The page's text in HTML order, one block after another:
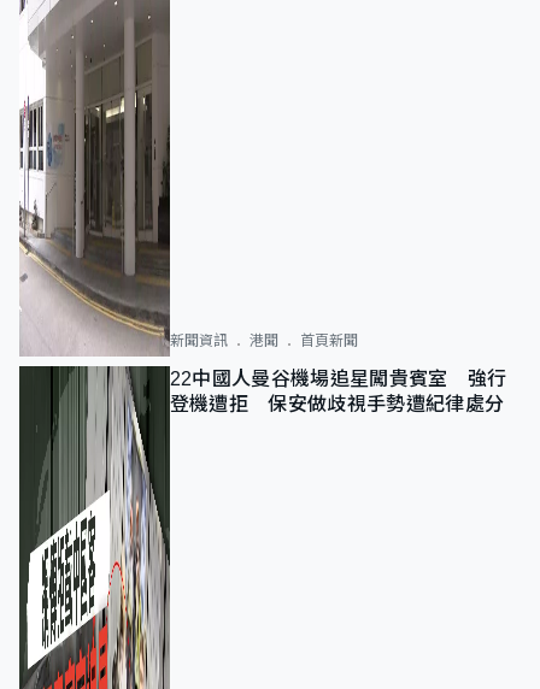
新聞資訊 港聞 首頁新聞
22中國人曼谷機場追星闖貴賓室 強行
登機遭拒 保安做歧視手勢遭紀律處分